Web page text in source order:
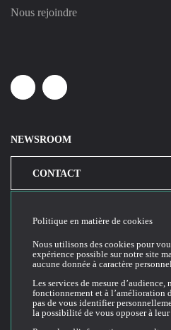
Nous rejoindre
LinkedinYoutube
NEWSROOM
CONTACT
Conditions générales d'utilisation du
Politique de confidentialité
Politique en matière de cookies
Nous utilisons des cookies pour
expérience possible sur notre site
aucune donnée à caractère
Les services de mesure d’audience,
fonctionnement et à l’amélioration
pas de vous identifier
la possibilité de vous opposer à leur